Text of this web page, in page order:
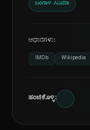
ಬಂಗಾಳಿ ಸಿನಿಮಾ
ಆಧಾರಗಳು:
IMDb Wikipedia
ಹಂಚಿಕೊಳ್ಳಿ: